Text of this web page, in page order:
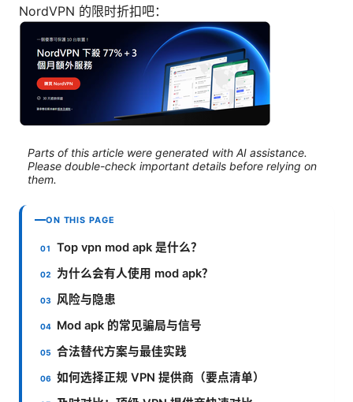
NordVPN 的限时折扣吧：
Parts of this article were generated with AI assistance.
Please double-check important details before relying on
them.
ON THIS PAGE
Top vpn mod apk 是什么？
为什么会有人使用 mod apk？
风险与隐患
Mod apk 的常见骗局与信号
合法替代方案与最佳实践
如何选择正规 VPN 提供商（要点清单）